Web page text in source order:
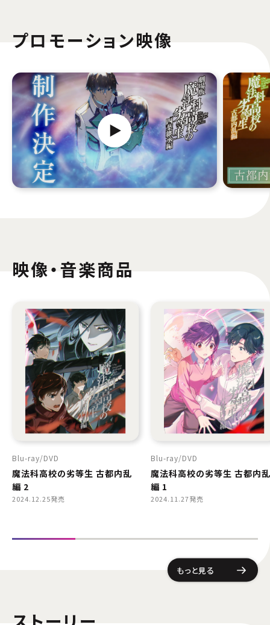
プロモーション映像
映像・音楽商品
Blu-ray DVD
魔法科高校の劣等生 古都内乱
編 2
2024.12.25発売
Blu-ray DVD
魔法科高校の劣等生 古都内乱
編 1
2024.11.27発売
もっと見る